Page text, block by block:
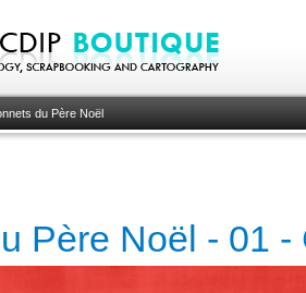
du Père Noël
Père Noël - 01